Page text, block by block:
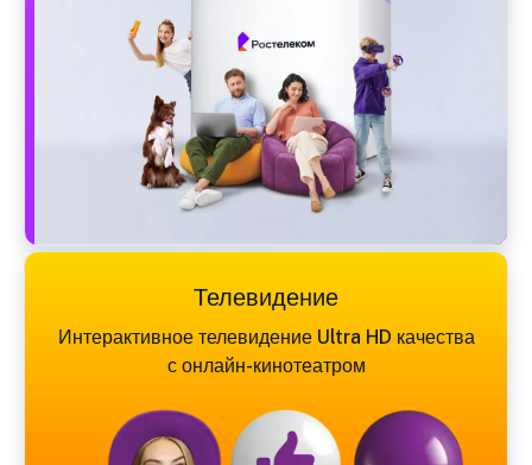
Телевидение
Интерактивное телевидение Ultra HD качества
с онлайн-кинотеатром